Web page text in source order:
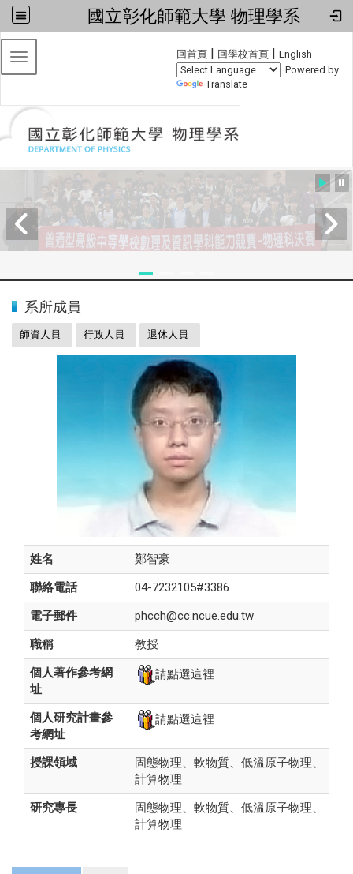
國立彰化師範大學 物理學系
回首頁 | 回學校首頁 | English
Powered by
Translate
Toggle navigation
系所成員
師資人員 行政人員 退休人員
姓名
鄭智豪
聯絡電話
04-7232105#3386
電子郵件
phcch@cc.ncue.edu.tw
職稱
教授
個人著作參考網
址
請點選這裡
個人研究計畫參
考網址
請點選這裡
授課領域
固態物理、軟物質、低溫原子物理、
計算物理
研究專長
固態物理、軟物質、低溫原子物理、
計算物理